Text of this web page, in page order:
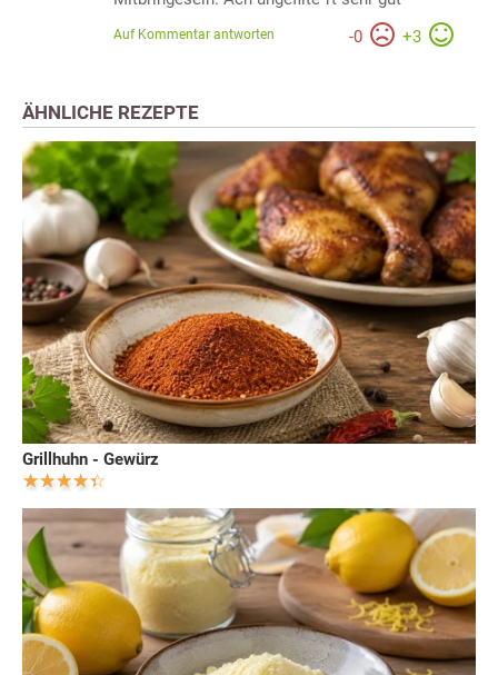
-0 +3
Auf Kommentar antworten
ÄHNLICHE REZEPTE
Grillhuhn - Gewürz